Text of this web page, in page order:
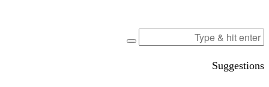
Suggestions